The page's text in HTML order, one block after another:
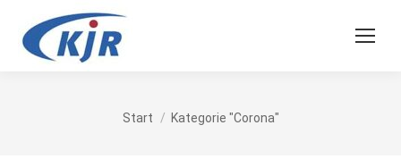
Sie befinden sich hier:
Start Kategorie "Corona"